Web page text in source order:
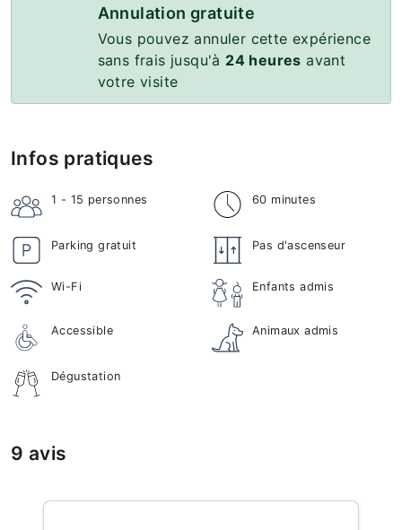
Annulation gratuite
Vous pouvez annuler cette expérience
sans frais jusqu'à 24 heures avant
votre visite
Infos pratiques
1 - 15 personnes 60 minutes
Parking gratuit Pas d'ascenseur
Wi-Fi Enfants admis
Accessible Animaux admis
Dégustation
9 avis